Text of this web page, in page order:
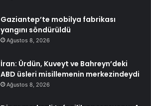
Gaziantep’te mobilya fabrikası
yangını söndürüldü
Ağustos 8, 2026
İran: Ürdün, Kuveyt ve Bahreyn’deki
ABD üsleri misillemenin merkezindeydi
Ağustos 8, 2026